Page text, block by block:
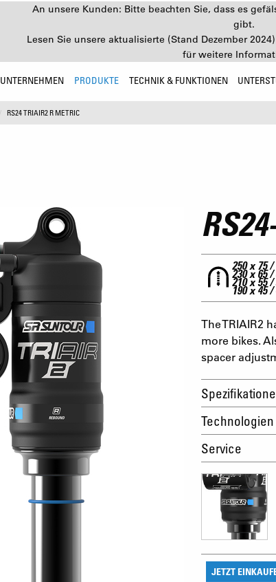
An unsere Kunden: Bitte beachten Sie, dass es
gibt.
Lesen Sie unsere aktualisierte (Stand Dezember 2024)
für weitere
UNTERNEHMEN PRODUKTE TECHNIK & FUNKTIONEN
RS24 TRIAIR2 R METRIC
250 x 75 /
230 x 65 /
210 x 55 /
190 x 45 /
The TRIAIR2
more bikes.
spacer
Technologien
Service
JETZT